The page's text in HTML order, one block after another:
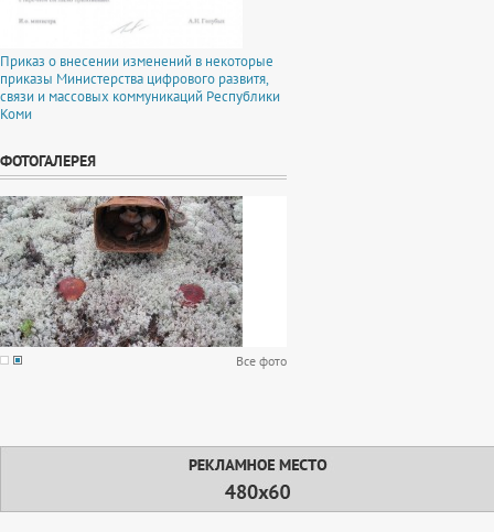
Приказ о внесении изменений в некоторые
приказы Министерства цифрового развитя,
связи и массовых коммуникаций Республики
Коми
ФОТОГАЛЕРЕЯ
Все фото